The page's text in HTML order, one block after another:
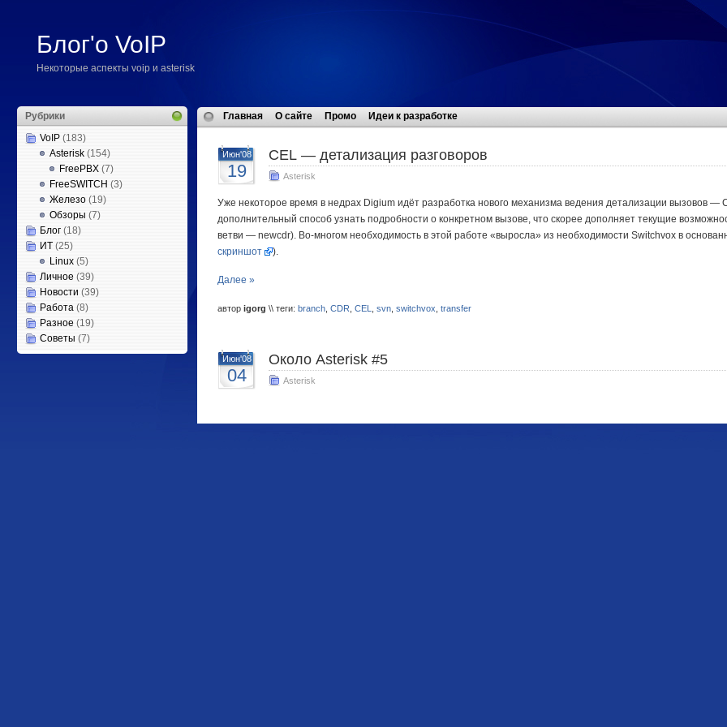
Блог'о VoIP
Некоторые аспекты voip и asterisk
Рубрики
VoIP (183)
Asterisk (154)
FreePBX (7)
FreeSWITCH (3)
Железо (19)
Обзоры (7)
Блог (18)
ИТ (25)
Linux (5)
Личное (39)
Новости (39)
Работа (8)
Разное (19)
Советы (7)
Главная О сайте Промо Идеи к разработке
Июн'08
19
CEL — детализация разговоров
Asterisk
Уже некоторое время в недрах Digium идёт разработка нового механизма ведения детализации вызовов —
дополнительный способ узнать подробности о конкретном вызове, что скорее дополняет текущие
ветви — newcdr). Во-многом необходимость в этой работе «выросла» из необходимости Switchvox в
скриншот
).
Далее »
автор igorg \\ теги: branch CDR CEL svn switchvox transfer
Июн'08
04
Около Asterisk #5
Asterisk